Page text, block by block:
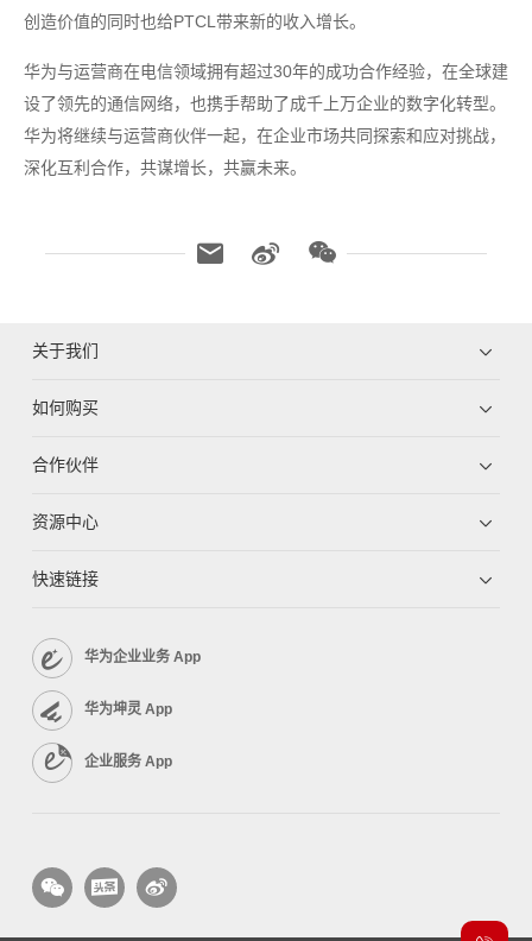
创造价值的同时也给PTCL带来新的收入增长。
华为与运营商在电信领域拥有超过30年的成功合作经验，在全球建
设了领先的通信网络，也携手帮助了成千上万企业的数字化转型。
华为将继续与运营商伙伴一起，在企业市场共同探索和应对挑战，
深化互利合作，共谋增长，共赢未来。
关于我们
如何购买
合作伙伴
资源中心
快速链接
华为企业业务 App
华为坤灵 App
企业服务 App